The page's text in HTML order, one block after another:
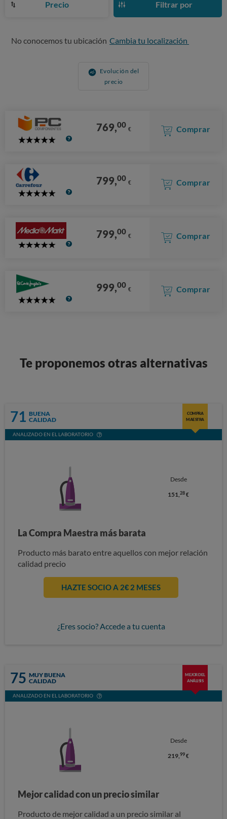
Precio Filtrar por
No conocemos tu ubicación Cambia tu localización
Evolución del
precio
5
769,00 € Comprar
5
799,00 € Comprar
5
799,00 € Comprar
5
999,00 € Comprar
Te proponemos otras alternativas
71 BUENA
CALIDAD
COMPRA
MAESTRA
ANALIZADO EN EL LABORATORIO
Desde
151,28 €
La Compra Maestra más barata
Producto más barato entre aquellos con mejor relación
calidad precio
HAZTE SOCIO A 2€ 2 MESES
¿Eres socio? Accede a tu cuenta
75 MUY BUENA
CALIDAD
MEJOR DEL
ANÁLISIS
ANALIZADO EN EL LABORATORIO
Desde
219,99 €
Mejor calidad con un precio similar
Producto de mejor calidad a un precio similar al